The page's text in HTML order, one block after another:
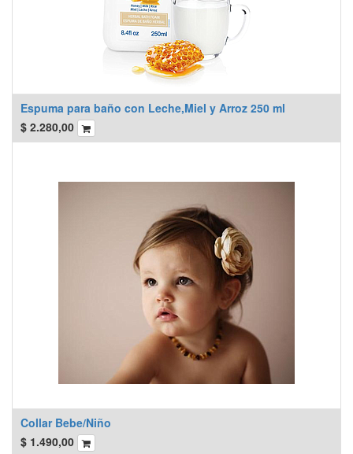
Espuma para baño con Leche,Miel y Arroz 250 ml
$ 2.280,00
Collar Bebe/Niño
$ 1.490,00